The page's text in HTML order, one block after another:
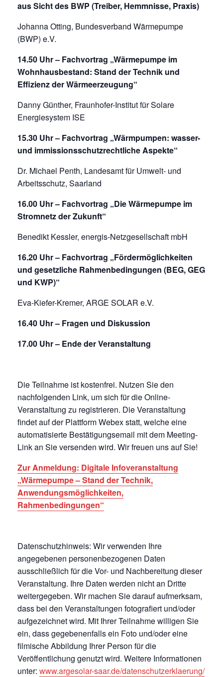
aus Sicht des BWP (Treiber, Hemmnisse, Praxis)
Johanna Otting, Bundesverband Wärmepumpe
(BWP) e.V.
14.50 Uhr – Fachvortrag „Wärmepumpe im
Wohnhausbestand: Stand der Technik und
Effizienz der Wärmeerzeugung“
Danny Günther, Fraunhofer-Institut für Solare
Energiesystem ISE
15.30 Uhr – Fachvortrag „Wärmpumpen: wasser-
und immissionsschutzrechtliche Aspekte“
Dr. Michael Penth, Landesamt für Umwelt- und
Arbeitsschutz, Saarland
16.00 Uhr – Fachvortrag „Die Wärmepumpe im
Stromnetz der Zukunft“
Benedikt Kessler, energis-Netzgesellschaft mbH
16.20 Uhr – Fachvortrag „Fördermöglichkeiten
und gesetzliche Rahmenbedingungen (BEG, GEG
und KWP)“
Eva-Kiefer-Kremer, ARGE SOLAR e.V.
16.40 Uhr – Fragen und Diskussion
17.00 Uhr – Ende der Veranstaltung
Die Teilnahme ist kostenfrei. Nutzen Sie den
nachfolgenden Link, um sich für die Online-
Veranstaltung zu registrieren. Die Veranstaltung
findet auf der Plattform Webex statt, welche eine
automatisierte Bestätigungsemail mit dem Meeting-
Link an Sie versenden wird. Wir freuen uns auf Sie!
Zur Anmeldung: Digitale Infoveranstaltung
„Wärmepumpe – Stand der Technik,
Anwendungsmöglichkeiten,
Rahmenbedingungen“
Datenschutzhinweis: Wir verwenden Ihre
angegebenen personenbezogenen Daten
ausschließlich für die Vor- und Nachbereitung dieser
Veranstaltung. Ihre Daten werden nicht an Dritte
weitergegeben. Wir machen Sie darauf aufmerksam,
dass bei den Veranstaltungen fotografiert und/oder
aufgezeichnet wird. Mit Ihrer Teilnahme willigen Sie
ein, dass gegebenenfalls ein Foto und/oder eine
filmische Abbildung Ihrer Person für die
Veröffentlichung genutzt wird. Weitere Informationen
unter: www.argesolar-saar.de/datenschutzerklaerung/